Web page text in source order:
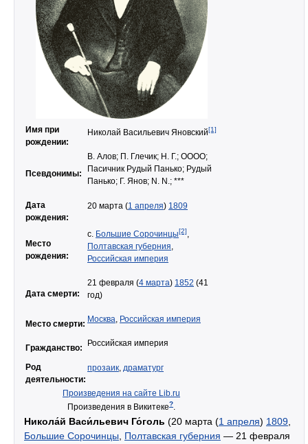
Имя при
рождении:
Николай Васильевич Яновский[1]
Псевдонимы:
В. Алов; П. Глечик; Н. Г.; ОООО;
Пасичник Рудый Панько; Рудый
Панько; Г. Янов; N. N.; ***
Дата
рождения:
20 марта (1 апреля) 1809
Место
рождения:
с. Большие Сорочинцы[2],
Полтавская губерния,
Российская империя
Дата смерти:
21 февраля (4 марта) 1852 (41
год)
Место смерти: Москва, Российская империя
Гражданство: Российская империя
Род
деятельности:
прозаик, драматург
Произведения на сайте Lib.ru
Произведения в Викитеке?.
Никола́й Васи́льевич Го́голь (20 марта (1 апреля) 1809
Большие Сорочинцы
Полтавская губерния — 21 февраля